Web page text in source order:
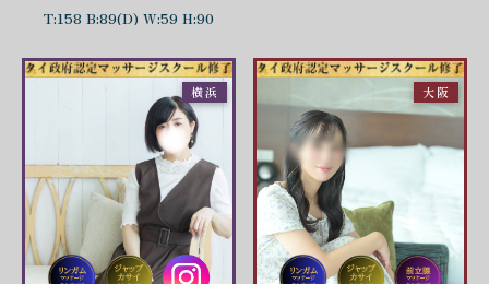
T:158 B:89(D) W:59 H:90
横浜 大阪